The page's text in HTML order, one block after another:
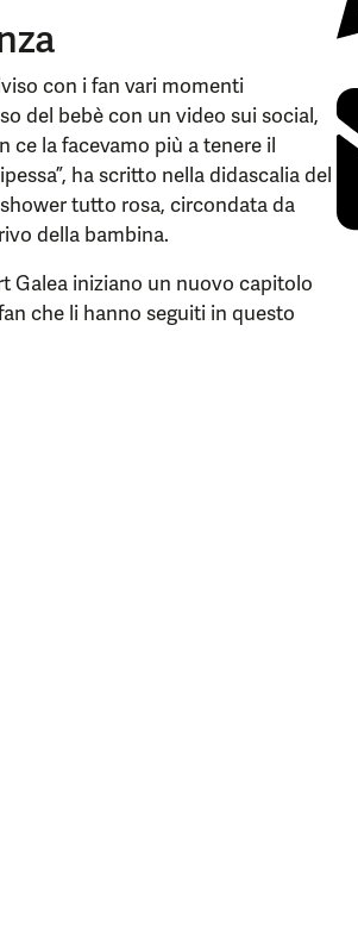
con i fan vari momenti
del bebè con un video sui social,
ce la facevamo più a tenere il
ha scritto nella didascalia del
tutto rosa, circondata da
della bambina.
Galea iniziano un nuovo capitolo
che li hanno seguiti in questo